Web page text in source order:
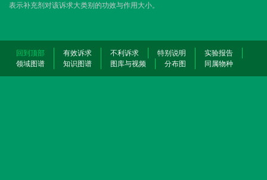
表示补充剂对该诉求大类别的功效与作用大小。
回到顶部 有效诉求 不利诉求 特别说明
实验报告
领域图谱
知识图谱 图库与视频 分布图 同属物种